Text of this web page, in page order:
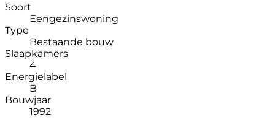
Soort
Eengezinswoning
Type
Bestaande bouw
Slaapkamers
4
Energielabel
B
Bouwjaar
1992